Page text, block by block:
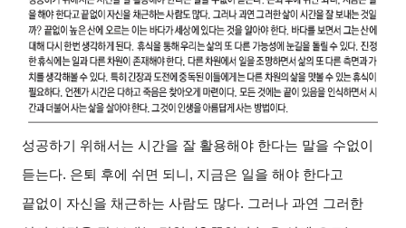
성공하기 위해서는 시간을 잘 활용해야 한다는 말을 수없이
듣는다. 은퇴 후에 쉬면 되니, 지금은 일을 해야 한다고
끝없이 자신을 채근하는 사람도 많다. 그러나 과연 그러한